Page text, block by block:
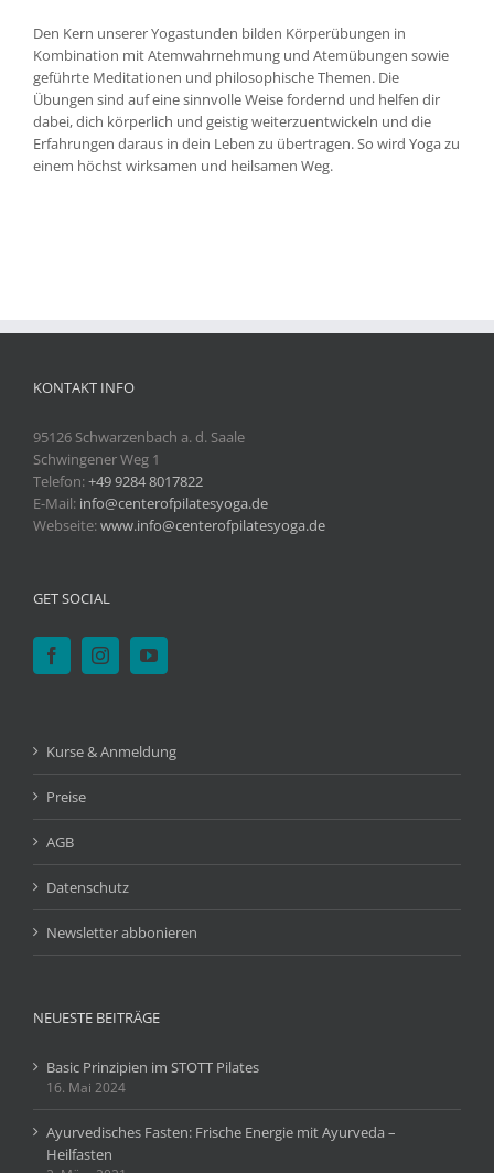
Den Kern unserer Yogastunden bilden Körperübungen in
Kombination mit Atemwahrnehmung und Atemübungen sowie
geführte Meditationen und philosophische Themen. Die
Übungen sind auf eine sinnvolle Weise fordernd und helfen dir
dabei, dich körperlich und geistig weiterzuentwickeln und die
Erfahrungen daraus in dein Leben zu übertragen. So wird Yoga zu
einem höchst wirksamen und heilsamen Weg.
KONTAKT INFO
95126 Schwarzenbach a. d. Saale
Schwingener Weg 1
Telefon:+49 9284 8017822
E-Mail: info@centerofpilatesyoga.de
Webseite:www.info@centerofpilatesyoga.de
GET SOCIAL
Kurse & Anmeldung
Preise
AGB
Datenschutz
Newsletter abbonieren
NEUESTE BEITRÄGE
Basic Prinzipien im STOTT Pilates
16. Mai 2024
Ayurvedisches Fasten: Frische Energie mit Ayurveda –
Heilfasten